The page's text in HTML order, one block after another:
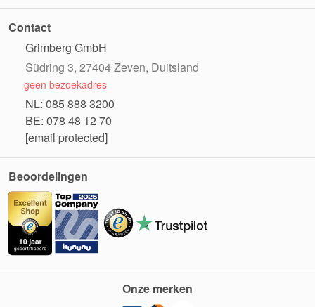
Contact
Grimberg GmbH
Südring 3, 27404 Zeven, Duitsland
geen bezoekadres
NL: 085 888 3200
BE: 078 48 12 70
[email protected]
Beoordelingen
Onze merken